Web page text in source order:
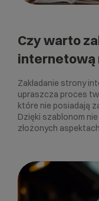
Czy warto
internetową
Zakładanie strony
upraszcza proces
które nie posiadają
Dzięki szablonom
złożonych